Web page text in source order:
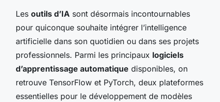
Les outils d’IA sont désormais incontournables
pour quiconque souhaite intégrer l’intelligence
artificielle dans son quotidien ou dans ses projets
professionnels. Parmi les principaux logiciels
d’apprentissage automatique disponibles, on
retrouve TensorFlow et PyTorch, deux plateformes
essentielles pour le développement de modèles